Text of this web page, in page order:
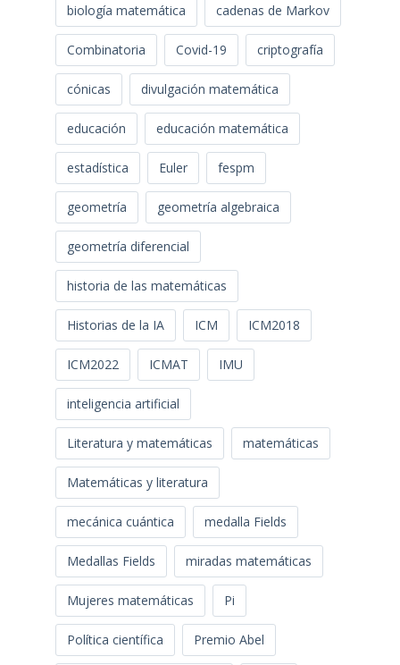
biología matemática cadenas de Markov
Combinatoria Covid-19 criptografía
cónicas divulgación matemática
educación educación matemática
estadística Euler fespm
geometría geometría algebraica
geometría diferencial
historia de las matemáticas
Historias de la IA ICM ICM2018
ICM2022 ICMAT IMU
inteligencia artificial
Literatura y matemáticas matemáticas
Matemáticas y literatura
mecánica cuántica medalla Fields
Medallas Fields miradas matemáticas
Mujeres matemáticas Pi
Política científica Premio Abel